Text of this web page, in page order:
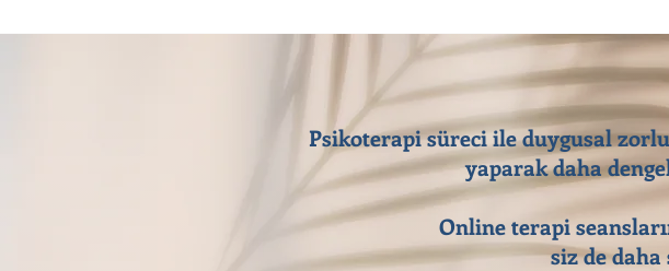
Psikoterapi süreci ile duygusal
yaparak daha
Online terapi
siz de daha